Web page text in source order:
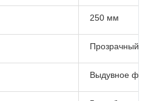
250 мм
Прозрачный
Выдувное